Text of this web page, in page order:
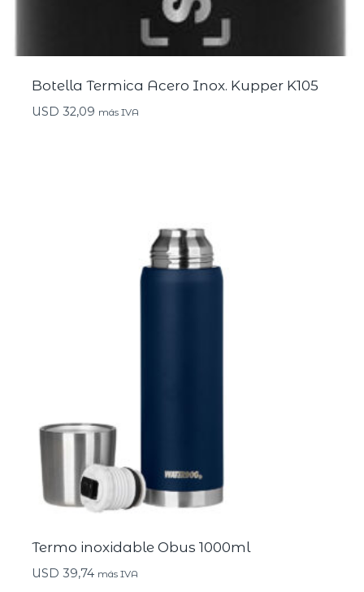
Botella Termica Acero Inox. Kupper K105
USD 32,09 más IVA
Termo inoxidable Obus 1000ml
USD 39,74 más IVA